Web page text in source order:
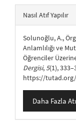
Nasıl Atıf Yapılır
Solunoğlu, A.,
Anlamlılığı ve
Öğrenciler
Dergisi, 5(1),
https://
Daha Fazla